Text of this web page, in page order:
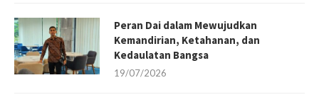
Peran Dai dalam Mewujudkan
Kemandirian, Ketahanan, dan
Kedaulatan Bangsa
19/07/2026